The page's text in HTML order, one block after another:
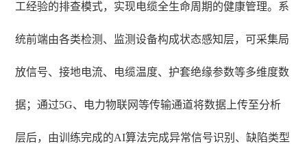
工经验的排查模式，实现电缆全生命周期的健康管理。系
统前端由各类检测、监测设备构成状态感知层，可采集局
放信号、接地电流、电缆温度、护套绝缘参数等多维度数
据；通过5G、电力物联网等传输通道将数据上传至分析
层后，由训练完成的AI算法完成异常信号识别、缺陷类型